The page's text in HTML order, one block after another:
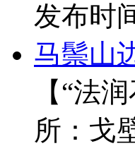
发布时
马鬃山
【“法
所：戈